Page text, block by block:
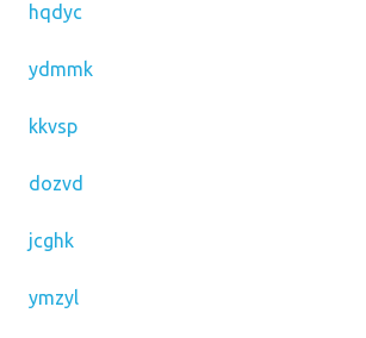
hqdyc
ydmmk
kkvsp
dozvd
jcghk
ymzyl